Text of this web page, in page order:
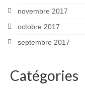
novembre 2017
octobre 2017
septembre 2017
Catégories